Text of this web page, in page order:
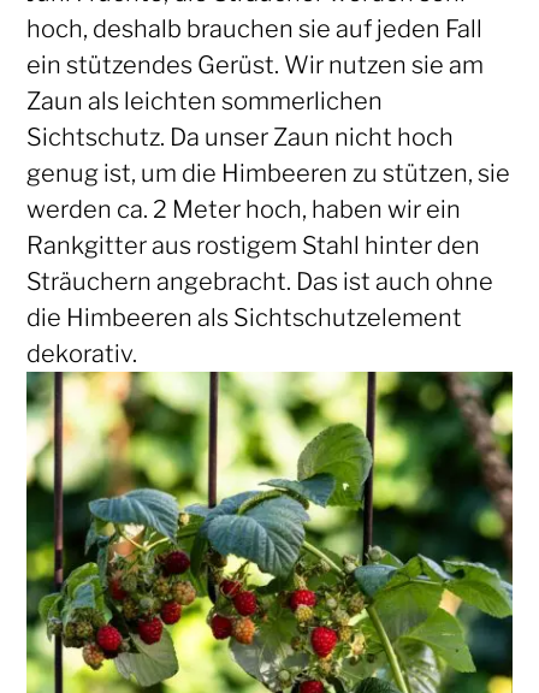
hoch, deshalb brauchen sie auf jeden Fall
ein stützendes Gerüst. Wir nutzen sie am
Zaun als leichten sommerlichen
Sichtschutz. Da unser Zaun nicht hoch
genug ist, um die Himbeeren zu stützen, sie
werden ca. 2 Meter hoch, haben wir ein
Rankgitter aus rostigem Stahl hinter den
Sträuchern angebracht. Das ist auch ohne
die Himbeeren als Sichtschutzelement
dekorativ.